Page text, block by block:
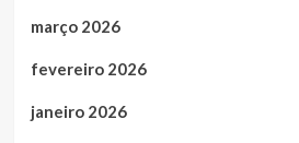
março 2026
fevereiro 2026
janeiro 2026